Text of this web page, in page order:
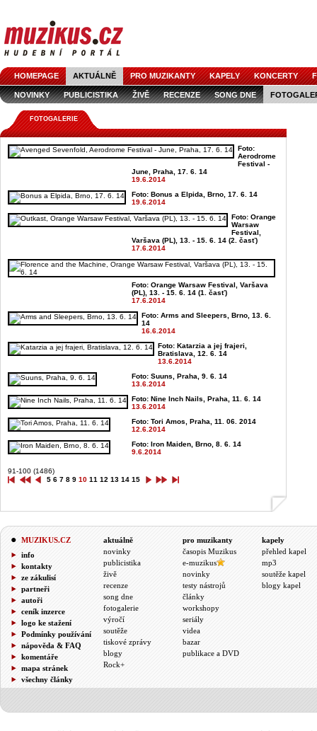
HOMEPAGE AKTUÁLNĚ PRO MUZIKANTY KAPELY KONCERTY
NOVINKY PUBLICISTIKA ŽIVĚ RECENZE SONG DNE
FOTOGALERIE
Foto:
Aerodrome
Festival -
June, Praha, 17. 6. 14
19.6.2014
Foto: Bonus a Elpida, Brno, 17. 6. 14
19.6.2014
Foto: Orange
Warsaw
Festival,
Varšava (PL), 13. - 15. 6. 14 (2. časť)
17.6.2014
Foto: Orange Warsaw Festival, Varšava
(PL), 13. - 15. 6. 14 (1. časť)
17.6.2014
Foto: Arms and Sleepers, Brno, 13. 6.
14
16.6.2014
Foto: Katarzia a jej frajeri,
Bratislava, 12. 6. 14
13.6.2014
Foto: Suuns, Praha, 9. 6. 14
13.6.2014
Foto: Nine Inch Nails, Praha, 11. 6. 14
13.6.2014
Foto: Tori Amos, Praha, 11. 06. 2014
12.6.2014
Foto: Iron Maiden, Brno, 8. 6. 14
9.6.2014
91-100 (1486)
5 6 7 8 9 10 11 12 13 14 15
MUZIKUS.CZ
info
kontakty
ze zákulisí
partneři
autoři
ceník inzerce
logo ke stažení
Podmínky používání
nápověda & FAQ
komentáře
mapa stránek
všechny články
aktuálně
novinky
publicistika
živě
recenze
song dne
fotogalerie
výročí
soutěže
tiskové zprávy
blogy
Rock+
pro muzikanty
časopis Muzikus
e-muzikus
novinky
testy nástrojů
články
workshopy
seriály
videa
bazar
publikace a DVD
kapely
přehled kapel
mp3
soutěže kapel
blogy kapel